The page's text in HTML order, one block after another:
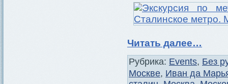
Читать далее…
Рубрика: Events, Без
Москве, Иван да